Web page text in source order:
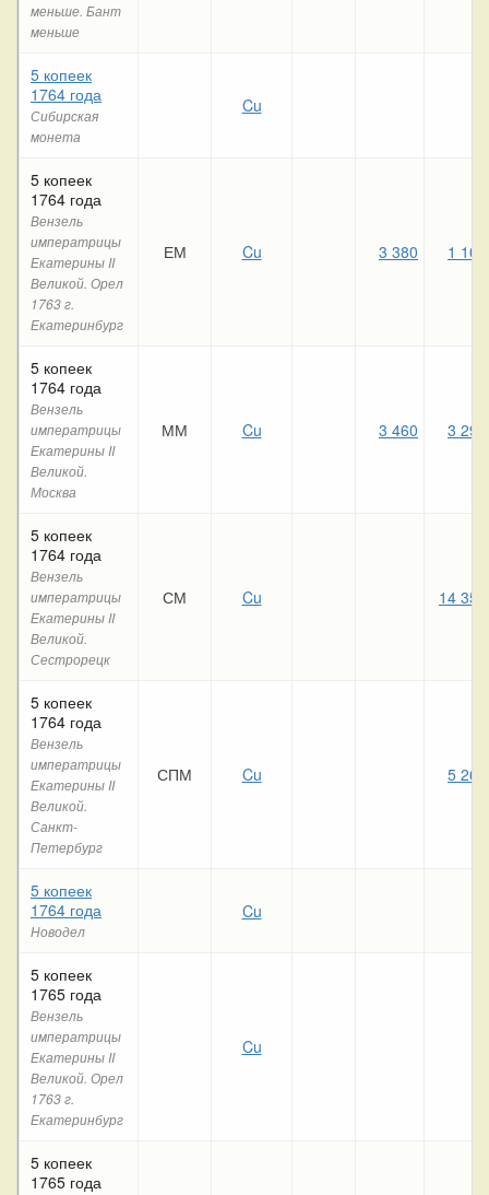
меньше. Бант
меньше
5 копеек
1764 года
Сибирская
монета
Cu
5 копеек
1764 года
Вензель
императрицы
Екатерины II
Великой. Орел
1763 г.
Екатеринбург
ЕМ Cu 3 380 1 100
5 копеек
1764 года
Вензель
императрицы
Екатерины II
Великой.
Москва
ММ Cu 3 460 3 290
5 копеек
1764 года
Вензель
императрицы
Екатерины II
Великой.
Сестрорецк
СМ Cu 14 350
5 копеек
1764 года
Вензель
императрицы
Екатерины II
Великой.
Санкт-
Петербург
СПМ Cu 5 260
5 копеек
1764 года
Новодел
Cu
5 копеек
1765 года
Вензель
императрицы
Екатерины II
Великой. Орел
1763 г.
Екатеринбург
Cu
5 копеек
1765 года